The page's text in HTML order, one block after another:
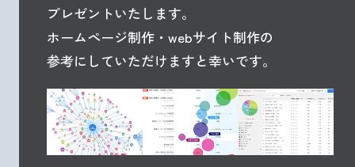
プレゼントいたします。
ホームページ制作・webサイト制作の
参考にしていただけますと幸いです。